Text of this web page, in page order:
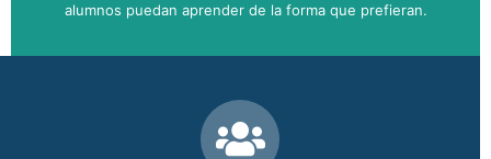
alumnos puedan aprender de la forma que prefieran.